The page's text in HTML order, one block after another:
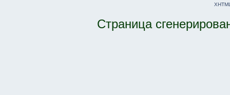
Страница